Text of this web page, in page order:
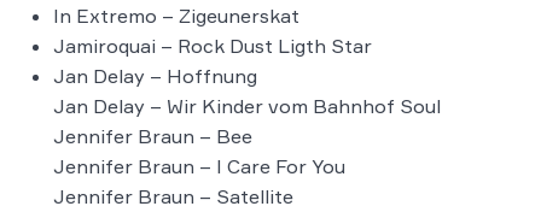
In Extremo – Zigeunerskat
Jamiroquai – Rock Dust Ligth Star
Jan Delay – Hoffnung
Jan Delay – Wir Kinder vom Bahnhof Soul
Jennifer Braun – Bee
Jennifer Braun – I Care For You
Jennifer Braun – Satellite